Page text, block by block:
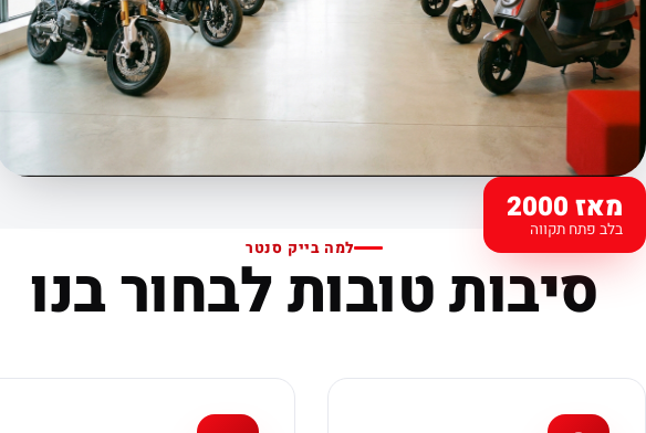
מאז 2000
בלב פתח תקווה
למה בייק סנטר
סיבות טובות לבחור בנו